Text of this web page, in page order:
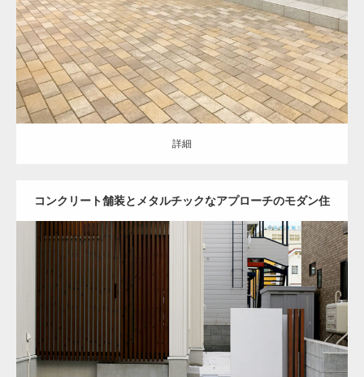
詳細
詳細
コンクリート舗装とメタルチックなアプローチのモダン住
セミクローズ モダン アプローチ 駐車スペース お庭
門柱・機能門柱
土間コンクリート テラス バーベキュースペース 南区
新築住
詳細